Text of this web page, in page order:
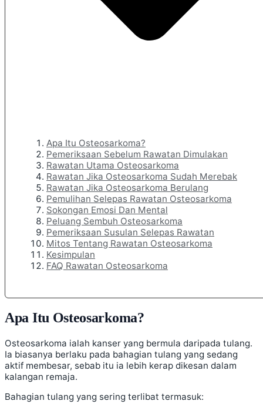
Apa Itu Osteosarkoma?
Pemeriksaan Sebelum Rawatan Dimulakan
Rawatan Utama Osteosarkoma
Rawatan Jika Osteosarkoma Sudah Merebak
Rawatan Jika Osteosarkoma Berulang
Pemulihan Selepas Rawatan Osteosarkoma
Sokongan Emosi Dan Mental
Peluang Sembuh Osteosarkoma
Pemeriksaan Susulan Selepas Rawatan
Mitos Tentang Rawatan Osteosarkoma
Kesimpulan
FAQ Rawatan Osteosarkoma
Apa Itu Osteosarkoma?
Osteosarkoma ialah kanser yang bermula daripada tulang.
Ia biasanya berlaku pada bahagian tulang yang sedang
aktif membesar, sebab itu ia lebih kerap dikesan dalam
kalangan remaja.
Bahagian tulang yang sering terlibat termasuk: